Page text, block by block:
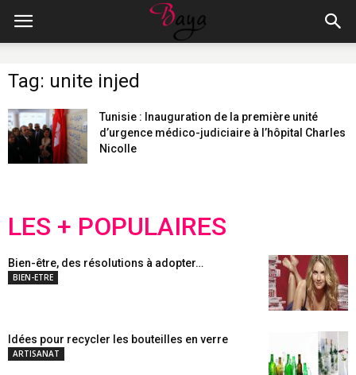
Tag: unite injed
Tunisie : Inauguration de la première unité
d’urgence médico-judiciaire à l’hôpital Charles
Nicolle
LES + POPULAIRES
Bien-être, des résolutions à adopter…
BIEN-ETRE
Idées pour recycler les bouteilles en verre
ARTISANAT